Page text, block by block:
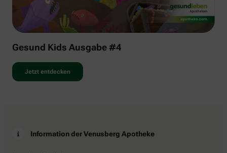
Gesund Kids Ausgabe #4
Jetzt entdecken
Information der Venusberg Apotheke